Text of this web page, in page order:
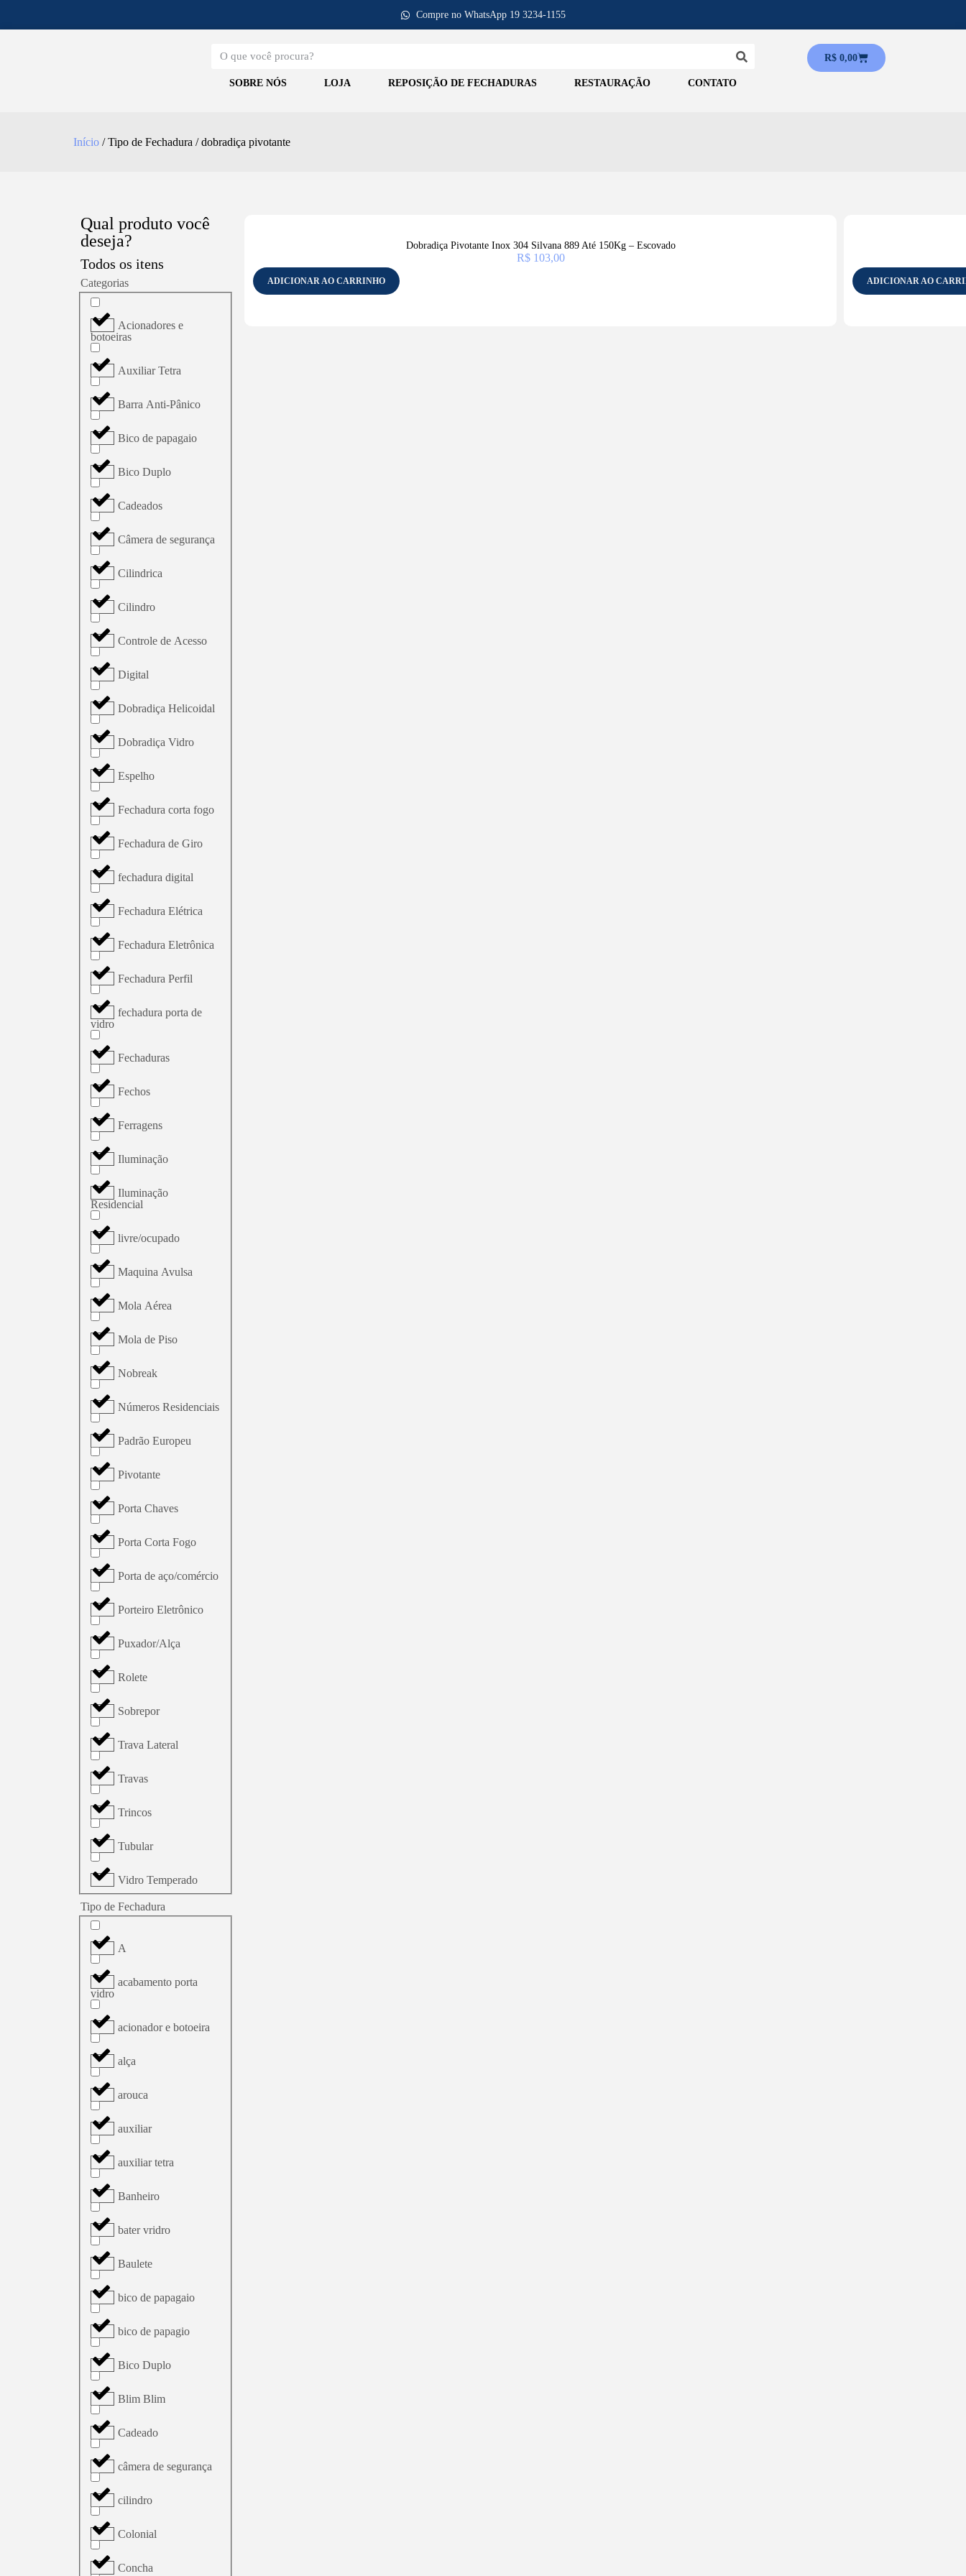
Compre no WhatsApp 19 3234-1155
SOBRE NÓS LOJA REPOSIÇÃO DE FECHADURAS RESTAURAÇÃO CONTATO
R$0,00
Início / Tipo de Fechadura / dobradiça pivotante
Qual produto você
deseja?
Todos os itens
Categorias
Acionadores e
botoeiras
Auxiliar Tetra
Barra Anti-Pânico
Bico de papagaio
Bico Duplo
Cadeados
Câmera de segurança
Cilindrica
Cilindro
Controle de Acesso
Digital
Dobradiça Helicoidal
Dobradiça Vidro
Espelho
Fechadura corta fogo
Fechadura de Giro
fechadura digital
Fechadura Elétrica
Fechadura Eletrônica
Fechadura Perfil
fechadura porta de
vidro
Fechaduras
Fechos
Ferragens
Iluminação
Iluminação
Residencial
livre/ocupado
Maquina Avulsa
Mola Aérea
Mola de Piso
Nobreak
Números Residenciais
Padrão Europeu
Pivotante
Porta Chaves
Porta Corta Fogo
Porta de aço/comércio
Porteiro Eletrônico
Puxador/Alça
Rolete
Sobrepor
Trava Lateral
Travas
Trincos
Tubular
Vidro Temperado
Tipo de Fechadura
A
acabamento porta
vidro
acionador e botoeira
alça
arouca
auxiliar
auxiliar tetra
Banheiro
bater vridro
Baulete
bico de papagaio
bico de papagio
Bico Duplo
Blim Blim
Cadeado
câmera de segurança
cilindro
Colonial
Concha
Dobradiça Pivotante Inox 304 Silvana 889 Até 150Kg – Escovado
R$103,00
ADICIONAR AO CARRINHO ADICIONAR AO